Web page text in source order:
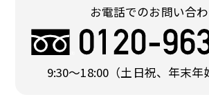
お電話でのお問い合
9:30〜18:00 （土日祝、年末年